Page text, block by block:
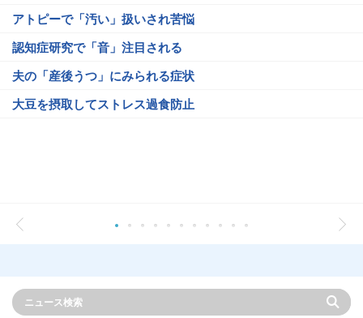
アトピーで「汚い」扱いされ苦悩
認知症研究で「音」注目される
夫の「産後うつ」にみられる症状
大豆を摂取してストレス過食防止